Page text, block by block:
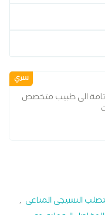
سري
الى طبيب متخصص
النسيجى المناعى ,